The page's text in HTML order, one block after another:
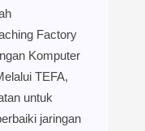
Factory
Komputer
TEFA,
untuk
jaringan